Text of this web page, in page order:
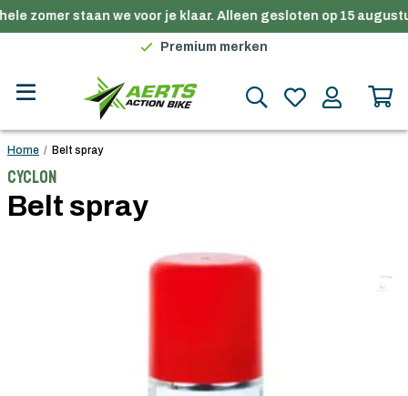
zomer staan we voor je klaar. Alleen gesloten op 15
Gratis verzending in België vanaf €100
Premium merken
Gratis verzending in België vanaf €100
Home / Belt spray
Cyclon
Belt spray